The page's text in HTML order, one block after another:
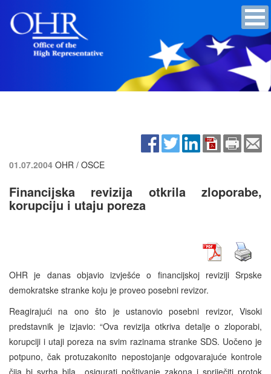
01.07.2004 OHR / OSCE
Financijska revizija otkrila zloporabe,
korupciju i utaju poreza
OHR je danas objavio izvješće o financijskoj reviziji Srpske
demokratske stranke koju je proveo posebni revizor.
Reagirajući na ono što je ustanovio posebni revizor, Visoki
predstavnik je izjavio: “Ova revizija otkriva detalje o zloporabi,
korupciji i utaji poreza na svim razinama stranke SDS. Uočeno je
potpuno, čak protuzakonito nepostojanje odgovarajuće kontrole
čija bi svrha bila osigurati poštivanje zakona i spriječiti protok